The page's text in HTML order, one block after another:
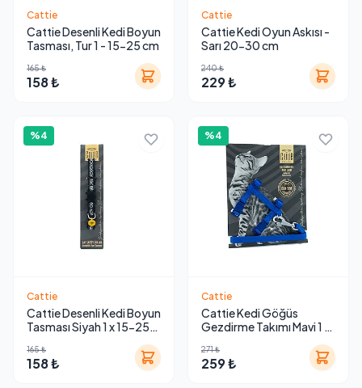
Cattie
Cattie Desenli Kedi Boyun
Tasması, Tur 1 - 15-25 cm
165 ₺
158 ₺
Cattie
Cattie Kedi Oyun Askısı -
Sarı 20-30 cm
240 ₺
229 ₺
%4
Cattie
Cattie Desenli Kedi Boyun
Tasması Siyah 1 x 15-25
165 ₺
158 ₺
%4
Cattie
Cattie Kedi Göğüs
Gezdirme Takımı Mavi 1 x
271 ₺
259 ₺